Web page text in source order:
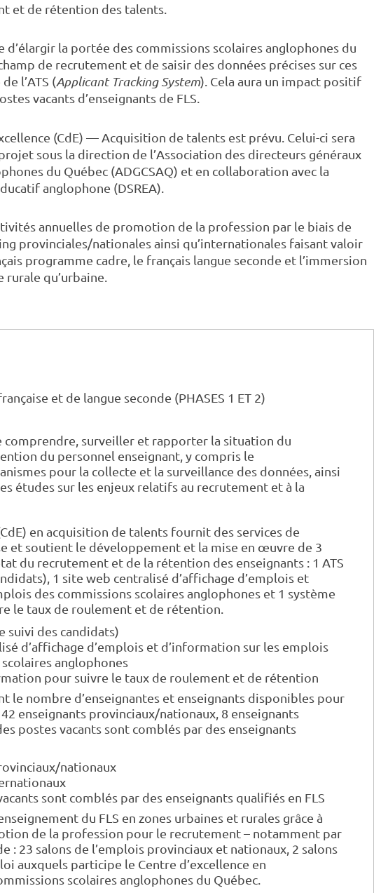
et de rétention des talents.
la portée des commissions scolaires anglophones du
de recrutement et de saisir des données précises sur ces
l’ATS (Applicant Tracking System). Cela aura un impact positif
vacants d’enseignants de FLS.
(CdE) — Acquisition de talents est prévu. Celui-ci sera
sous la direction de l’Association des directeurs généraux
du Québec (ADGCSAQ) et en collaboration avec la
anglophone (DSREA).
annuelles de promotion de la profession par le biais de
provinciales/nationales ainsi qu’internationales faisant valoir
programme cadre, le français langue seconde et l’immersion
qu’urbaine.
et de langue seconde (PHASES 1 ET 2)
comprendre, surveiller et rapporter la situation du
du personnel enseignant, y compris le
pour la collecte et la surveillance des données, ainsi
études sur les enjeux relatifs au recrutement et à la
en acquisition de talents fournit des services de
et soutient le développement et la mise en œuvre de 3
du recrutement et de la rétention des enseignants : 1 ATS
1 site web centralisé d’affichage d’emplois et
des commissions scolaires anglophones et 1 système
le taux de roulement et de rétention.
suivi des candidats)
d’affichage d’emplois et d’information sur les emplois
anglophones
pour suivre le taux de roulement et de rétention
le nombre d’enseignantes et enseignants disponibles pour
enseignants provinciaux/nationaux, 8 enseignants
postes vacants sont comblés par des enseignants
nationaux
sont comblés par des enseignants qualifiés en FLS
du FLS en zones urbaines et rurales grâce à
de la profession pour le recrutement – notamment par
: 23 salons de l’emplois provinciaux et nationaux, 2 salons
auxquels participe le Centre d’excellence en
scolaires anglophones du Québec.